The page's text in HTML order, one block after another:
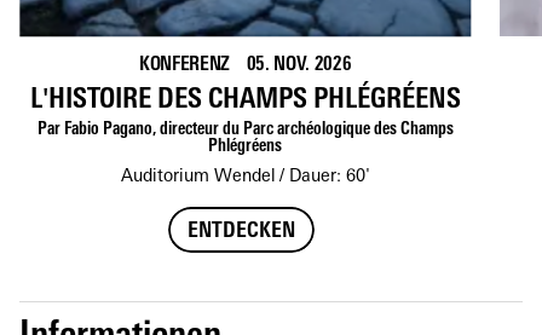
KONFERENZ 05. NOV. 2026
L'HISTOIRE DES CHAMPS PHLÉGRÉENS
Par Fabio Pagano, directeur du Parc archéologique des Champs
Phlégréens
Auditorium Wendel
Dauer: 60'
ENTDECKEN